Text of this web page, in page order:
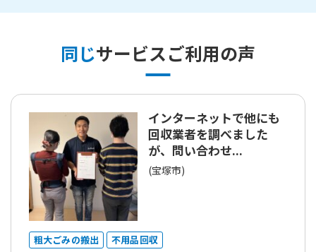
同じサービスご利用の声
インターネットで他にも
回収業者を調べました
が、問い合わせ...
(宝塚市)
粗大ごみの搬出 不用品回収